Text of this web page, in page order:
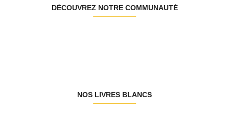
DÉCOUVREZ NOTRE COMMUNAUTÉ
NOS LIVRES BLANCS